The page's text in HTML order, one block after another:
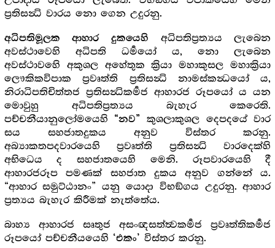
ප්‍රතිසන්‍ධි වාරය නො ගෙන උදුරනු.
අධිපතිමූලක ආහාර දුකයෙහි අධිපතිප්‍රත්‍යය ලැබෙන
අවස්ථාවෙහි අධිපති ධර්‍මයෝ ය, නො ලැබෙන
අවස්ථාවහෙි අකුශල අහේතුක ක්‍රියා මහාකුසල මහාක්‍රියා
ලෞකිකවිපාක ප්‍රවෘත්ති ප්‍රතිසන්‍ධි නාමස්කන්‍ධයෝ ය,
නිරාධිපතිචිත්තජ ප්‍රතිසන්‍ධිකර්‍මජ ආහාරජ රූපයෝ ය යන
මොවුහු අධිපතිප්‍රත්‍යය බැහැර කෙරෙති.
පච්චනීයානුලෝමයෙහි “නව”
කුශලාකුශල දෙපදයේ වාර
සය සහජාතදුකය අනුව විස්තර කරනු.
අබ්‍යාකතපදවාරයෙහි ප්‍රවෘත්ති ප්‍රතිසන්‍ධි වාරදෙක්හි
අභිධෙය ද සහජාතයෙහි මෙනි. රූපවාරයෙහි දී
ආහාරජරූප පමණක් සහජාත දුකය අනුව ගන්නේ ය.
“ආහාර සමුට්ඨානං” යනු යොදා විභඞ්ගය උදුරනු. ආහාර
ප්‍රත්‍යය බැහැර කිරීමක් නැත්තේය.
බාහ්‍ය ආහාරජ සෘතුජ අසංඥසත්ත්‍වකර්‍මජ ප්‍රවෘත්තිකර්‍මජ
රූපයෝ පච්චනීයයෙහි ‘එකං’ විස්තර කරනු.